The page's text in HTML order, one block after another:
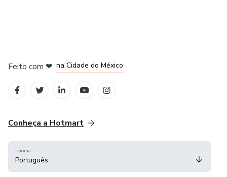
Feito com ❤ na Cidade do México
Conheça a Hotmart
Idioma
Português